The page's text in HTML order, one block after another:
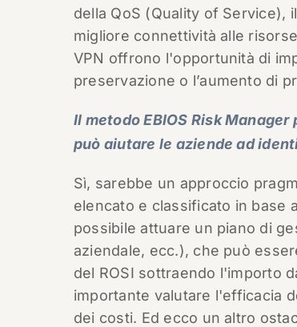
della QoS (Quality of Service),
migliore connettività alle
VPN offrono l'opportunità di
preservazione o l’aumento di
Il metodo EBIOS Risk
può aiutare le aziende ad
Sì, sarebbe un approccio
elencato e classificato in base
possibile attuare un piano di
aziendale, ecc.), che può
del ROSI sottraendo l'importo
importante valutare l'efficacia
dei costi. Ed ecco un altro